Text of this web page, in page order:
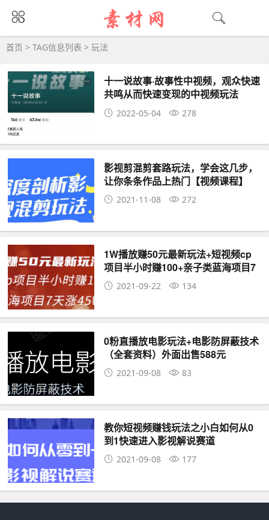
玩法大全 - 玩法相关资源下载
首页 > TAG信息列表 > 玩法
十一说故事·故事性中视频，观众快速
共鸣从而快速变现的中视频玩法
2022-05-04 278
影视剪混剪套路玩法，学会这几步，
让你条条作品上热门【视频课程】
2021-11-08 272
1W播放赚50元最新玩法+短视频cp
项目半小时赚100+亲子类蓝海项目7
天涨45W粉
2021-09-22 134
0粉直播放电影玩法+电影防屏蔽技术
（全套资料）外面出售588元
2021-09-08 83
教你短视频赚钱玩法之小白如何从0
到1快速进入影视解说赛道
2021-09-08 177